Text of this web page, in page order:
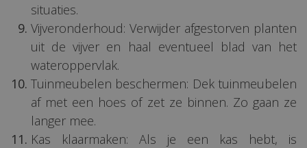
situaties.
Vijveronderhoud: Verwijder afgestorven planten
uit de vijver en haal eventueel blad van het
wateroppervlak.
Tuinmeubelen beschermen: Dek tuinmeubelen
af met een hoes of zet ze binnen. Zo gaan ze
langer mee.
Kas klaarmaken: Als je een kas hebt, is